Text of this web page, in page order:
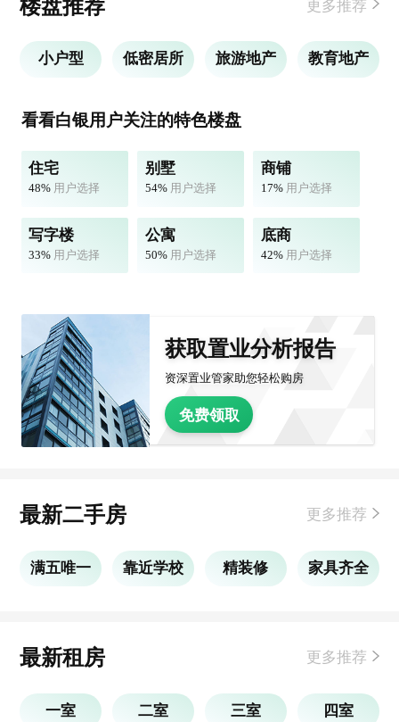
小户型 低密居所 旅游地产 教育地产
看看白银用户关注的特色楼盘
住宅
48% 用户选择
别墅
54% 用户选择
商铺
17% 用户选择
写字楼
33% 用户选择
公寓
50% 用户选择
底商
42% 用户选择
获取置业分析报告
资深置业管家助您轻松购房
免费领取
最新二手房 更多推荐
满五唯一 靠近学校 精装修 家具齐全
最新租房 更多推荐
一室 二室 三室 四室